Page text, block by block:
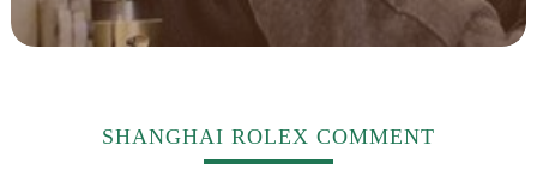
SHANGHAI ROLEX COMMENT